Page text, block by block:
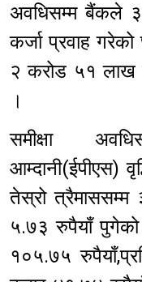
अवधिसम्म बैंकले ३
कर्जा प्रवाह
२ करोड ५१ लाख
।
समीक्षा
आम्दानी(ईपीएस)
तेस्रो त्रैमाससम्म
५.७३ रुपैयाँ
१०५.७५